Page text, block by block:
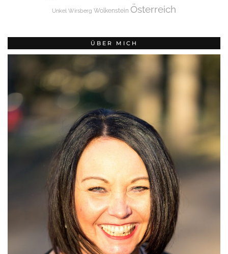
Unkel Wirsberg Wolkenstein Österreich
ÜBER MICH